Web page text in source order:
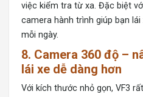
việc kiểm tra từ xa. Đặc biệt
camera hành trình giúp bạn
mỗi ngày.
8. Camera 360 độ –
lái xe dễ dàng hơn
Với kích thước nhỏ gọn, VF3